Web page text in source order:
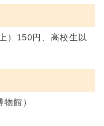
）150円、高校生以
物館）